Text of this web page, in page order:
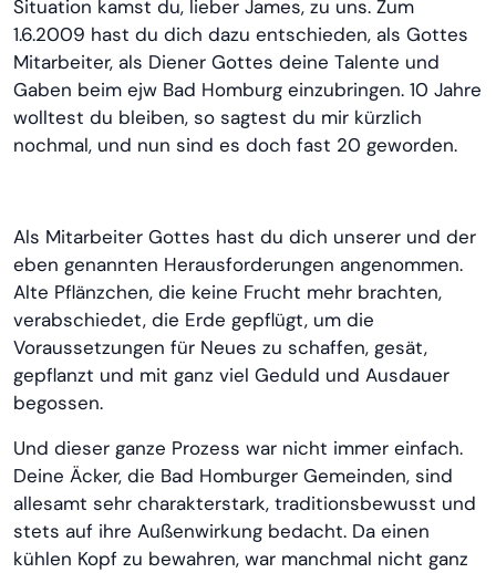
Situation kamst du, lieber James, zu uns. Zum
1.6.2009 hast du dich dazu entschieden, als Gottes
Mitarbeiter, als Diener Gottes deine Talente und
Gaben beim ejw Bad Homburg einzubringen. 10 Jahre
wolltest du bleiben, so sagtest du mir kürzlich
nochmal, und nun sind es doch fast 20 geworden.
Als Mitarbeiter Gottes hast du dich unserer und der
eben genannten Herausforderungen angenommen.
Alte Pflänzchen, die keine Frucht mehr brachten,
verabschiedet, die Erde gepflügt, um die
Voraussetzungen für Neues zu schaffen, gesät,
gepflanzt und mit ganz viel Geduld und Ausdauer
begossen.
Und dieser ganze Prozess war nicht immer einfach.
Deine Äcker, die Bad Homburger Gemeinden, sind
allesamt sehr charakterstark, traditionsbewusst und
stets auf ihre Außenwirkung bedacht. Da einen
kühlen Kopf zu bewahren, war manchmal nicht ganz